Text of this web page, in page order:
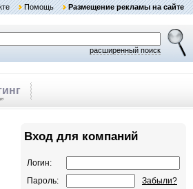
Помощь Размещение рекламы на сайте
расширенный поиск
Вход для компаний
Логин:
Пароль:
Забыли?